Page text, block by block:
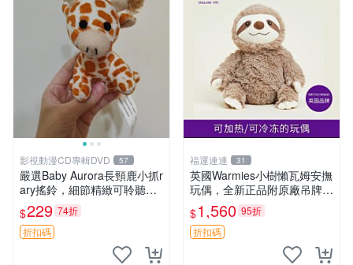
影視動漫CD專輯DVD 57
嚴選Baby Aurora長頸鹿小抓r
ary搖鈴，細節精緻可聆聽清
脆鈴音 軟萌可愛 定制紀念 金
屬搖鈴 新手媽咪推薦 長頸鹿
抓rary 搖鈴
$229 74折
折扣碼
福運連連 31
英國Warmies小樹懶瓦姆安撫
玩偶，全新正品附原廠吊牌與
防塵袋，內藏薰衣草可加熱，
適合各個年齡層，冷暖兩用享
受抱抱樂趣，不容錯過嚴選好
$1,560 95折
折扣碼